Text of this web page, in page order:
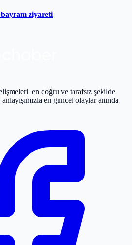
bayram ziyareti
en doğru ve tarafsız şekilde
en güncel olaylar anında